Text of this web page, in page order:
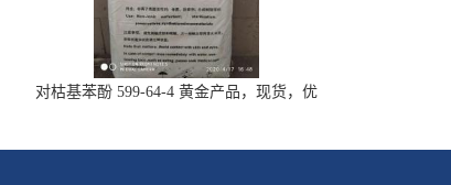
对枯基苯酚 599-64-4 黄金产品，现货，优